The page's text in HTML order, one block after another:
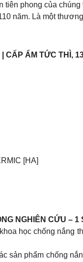
tiên phong của
năm. Là một
CẤP ẨM TỨC THÌ,
[HA]
NGHIÊN CỨU – 1
học chống
sản phẩm chống